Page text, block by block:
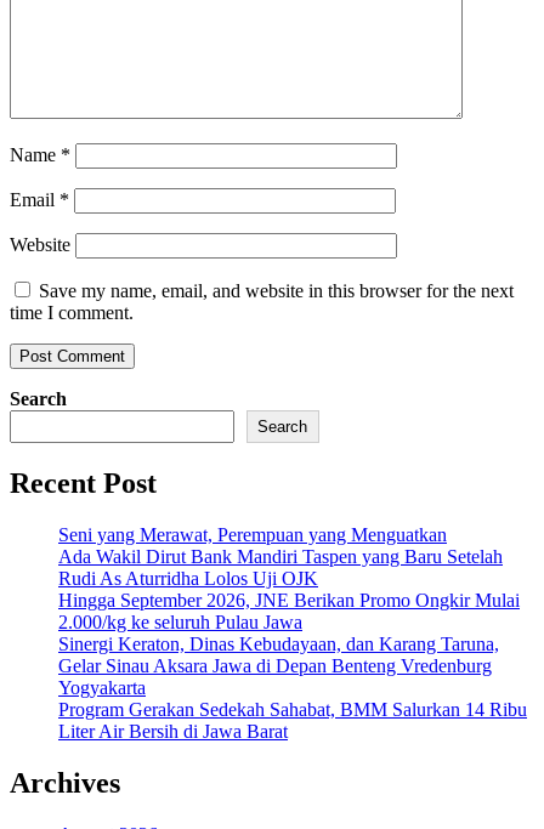
Name *
Email *
Website
Save my name, email, and website in this browser for the next
time I comment.
Search
Search
Recent Post
Seni yang Merawat, Perempuan yang Menguatkan
Ada Wakil Dirut Bank Mandiri Taspen yang Baru Setelah
Rudi As Aturridha Lolos Uji OJK
Hingga September 2026, JNE Berikan Promo Ongkir Mulai
2.000/kg ke seluruh Pulau Jawa
Sinergi Keraton, Dinas Kebudayaan, dan Karang Taruna,
Gelar Sinau Aksara Jawa di Depan Benteng Vredenburg
Yogyakarta
Program Gerakan Sedekah Sahabat, BMM Salurkan 14 Ribu
Liter Air Bersih di Jawa Barat
Archives